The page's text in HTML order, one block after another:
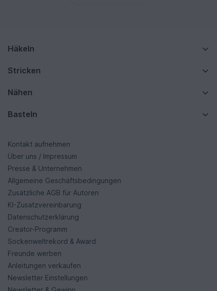
Häkeln
Stricken
Nähen
Basteln
Kontakt aufnehmen
Über uns / Impressum
Presse & Unternehmen
Allgemeine Geschäftsbedingungen
Zusätzliche AGB für Autoren
KI-Zusatzvereinbarung
Datenschutzerklärung
Creator-Programm
Sockenweltrekord & Award
Freunde werben
Anleitungen verkaufen
Newsletter Einstellungen